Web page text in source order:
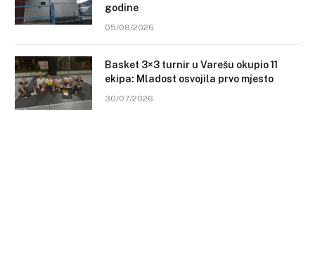
godine
05/08/2026
Basket 3×3 turnir u Varešu okupio 11
ekipa: Mladost osvojila prvo mjesto
30/07/2026